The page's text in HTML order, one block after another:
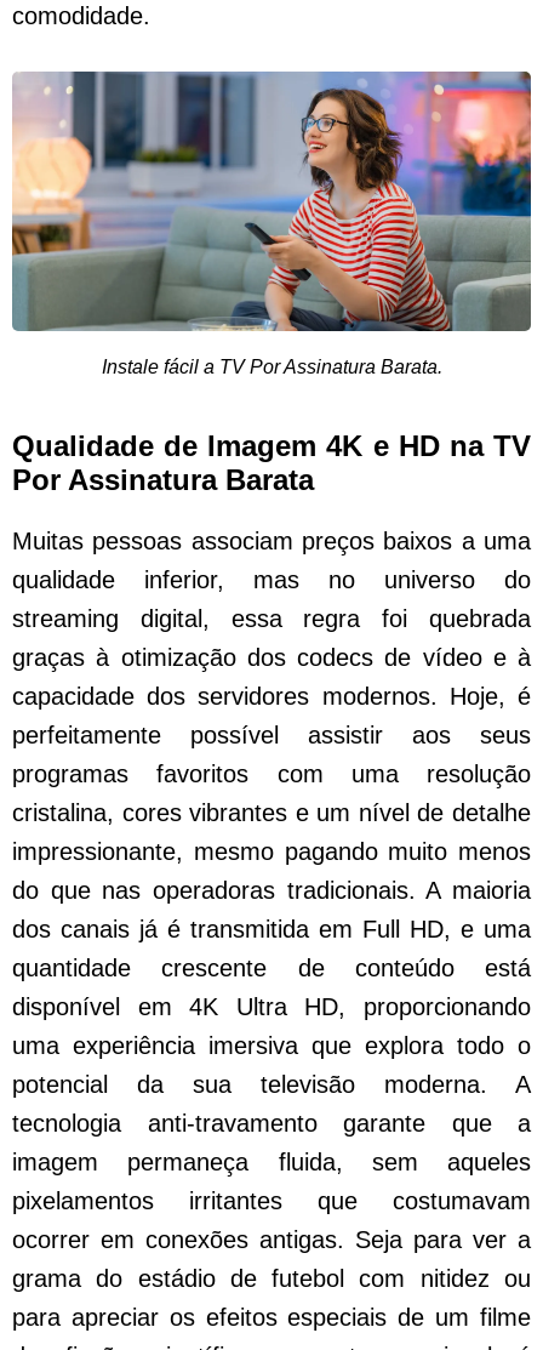
comodidade.
Instale fácil a TV Por Assinatura Barata.
Qualidade de Imagem 4K e HD na TV
Por Assinatura Barata
Muitas pessoas associam preços baixos a uma
qualidade inferior, mas no universo do
streaming digital, essa regra foi quebrada
graças à otimização dos codecs de vídeo e à
capacidade dos servidores modernos. Hoje, é
perfeitamente possível assistir aos seus
programas favoritos com uma resolução
cristalina, cores vibrantes e um nível de detalhe
impressionante, mesmo pagando muito menos
do que nas operadoras tradicionais. A maioria
dos canais já é transmitida em Full HD, e uma
quantidade crescente de conteúdo está
disponível em 4K Ultra HD, proporcionando
uma experiência imersiva que explora todo o
potencial da sua televisão moderna. A
tecnologia anti-travamento garante que a
imagem permaneça fluida, sem aqueles
pixelamentos irritantes que costumavam
ocorrer em conexões antigas. Seja para ver a
grama do estádio de futebol com nitidez ou
para apreciar os efeitos especiais de um filme